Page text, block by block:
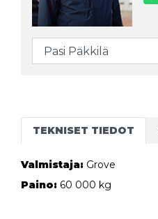
TEKNISET TIEDOT
Valmistaja: Grove
Paino: 60 000 kg